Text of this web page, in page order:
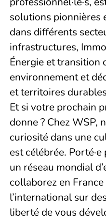
solutions pionnières
dans différents
infrastructures,
Énergie et transition
environnement et
et territoires
Et si votre prochain
donne ? Chez WSP,
curiosité dans une
est célébrée.
un réseau mondial
collaborez en
l’international sur
liberté de vous